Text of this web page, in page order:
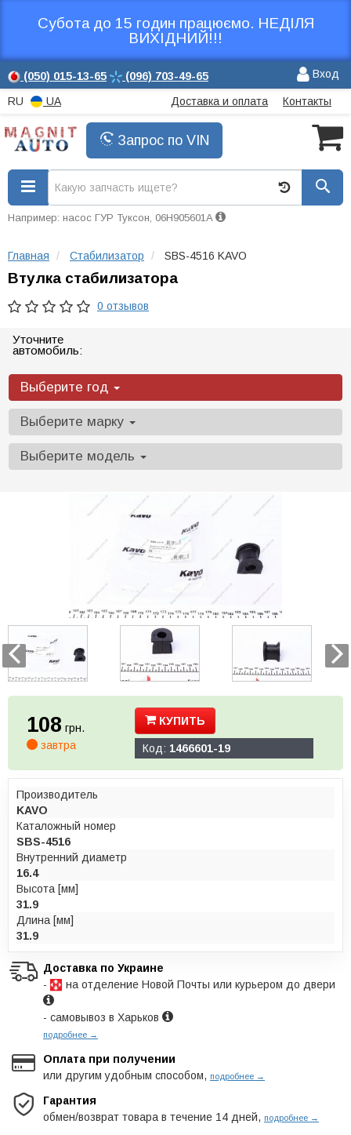
Субота до 15 годин працюємо. НЕДІЛЯ
ВИХІДНИЙ!!!
(050) 015-13-65 (096) 703-49-65 Вход
RU UA Доставка и оплата Контакты
Запрос по VIN
Например: насос ГУР Туксон, 06H905601A
Главная Стабилизатор SBS-4516 KAVO
Втулка стабилизатора
0 отзывов
Уточните
автомобиль:
Выберите год
Выберите марку
Выберите модель
108 грн.
завтра
КУПИТЬ
Код: 1466601-19
Производитель
KAVO
Каталожный номер
SBS-4516
Внутренний диаметр
16.4
Высота [мм]
31.9
Длина [мм]
31.9
Доставка по Украине
-
на отделение Новой Почты или курьером до двери
- самовывоз в Харьков
подробнее →
Оплата при получении
или другим удобным способом, подробнее →
Гарантия
обмен/возврат товара в течение 14 дней, подробнее →